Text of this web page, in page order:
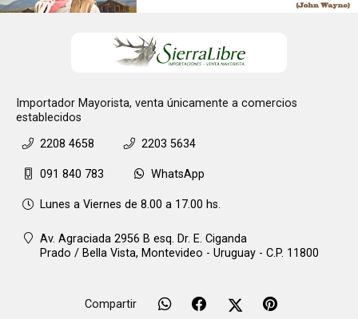
Importador Mayorista, venta únicamente a comercios
establecidos
2208 4658
2203 5634
091 840 783 WhatsApp
Lunes a Viernes de 8.00 a 17.00 hs.
Av. Agraciada 2956 B esq. Dr. E. Ciganda
Prado / Bella Vista, Montevideo - Uruguay - C.P. 11800
Compartir